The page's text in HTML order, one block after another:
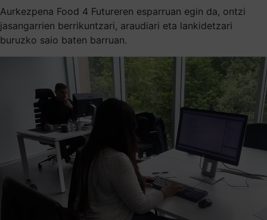
Aurkezpena Food 4 Futureren esparruan egin da, ontzi
jasangarrien berrikuntzari, araudiari eta lankidetzari
buruzko saio baten barruan.